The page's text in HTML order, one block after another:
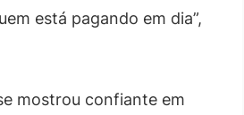
está pagando em dia”,
mostrou confiante em